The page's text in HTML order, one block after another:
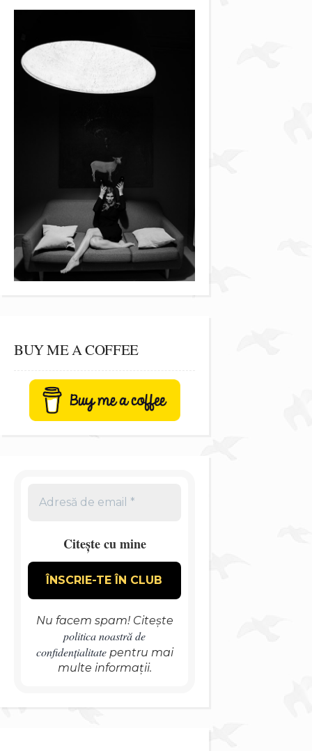
BUY ME A COFFEE
Citește cu mine
Nu facem spam! Citește
politica noastră de
confidențialitatepentru mai
multe informații.